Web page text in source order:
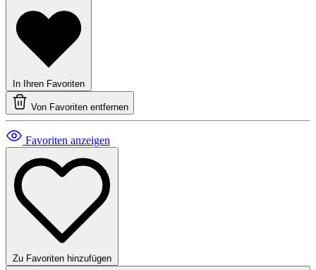
In Ihren Favoriten
Von Favoriten entfernen
Favoriten anzeigen
Zu Favoriten hinzufügen